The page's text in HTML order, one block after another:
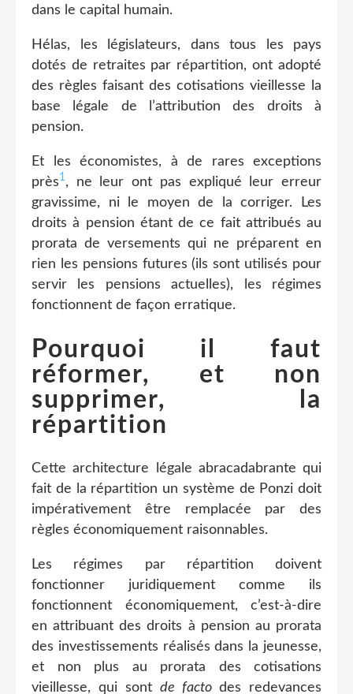
dans le capital humain.
Hélas, les législateurs, dans tous les pays
dotés de retraites par répartition, ont adopté
des règles faisant des cotisations vieillesse la
base légale de l’attribution des droits à
pension.
Et les économistes, à de rares exceptions
près1, ne leur ont pas expliqué leur erreur
gravissime, ni le moyen de la corriger. Les
droits à pension étant de ce fait attribués au
prorata de versements qui ne préparent en
rien les pensions futures (ils sont utilisés pour
servir les pensions actuelles), les régimes
fonctionnent de façon erratique.
Pourquoi il faut
réformer, et non
supprimer, la
répartition
Cette architecture légale abracadabrante qui
fait de la répartition un système de Ponzi doit
impérativement être remplacée par des
règles économiquement raisonnables.
Les régimes par répartition doivent
fonctionner juridiquement comme ils
fonctionnent économiquement, c’est-à-dire
en attribuant des droits à pension au prorata
des investissements réalisés dans la jeunesse,
et non plus au prorata des cotisations
vieillesse, qui sont de facto des redevances